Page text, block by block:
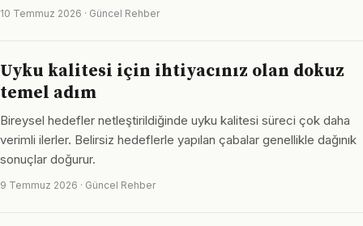
10 Temmuz 2026 · Güncel Rehber
Uyku kalitesi için ihtiyacınız olan dokuz
temel adım
Bireysel hedefler netleştirildiğinde uyku kalitesi süreci çok daha
verimli ilerler. Belirsiz hedeflerle yapılan çabalar genellikle dağınık
sonuçlar doğurur.
9 Temmuz 2026 · Güncel Rehber